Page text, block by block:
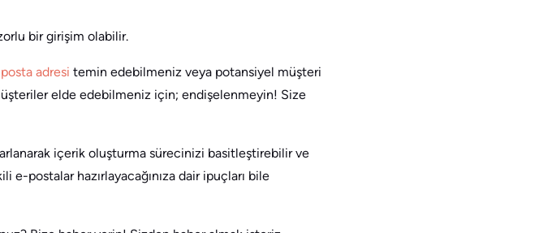
bir girişim olabilir.
adresi temin edebilmeniz veya potansiyel müşteri
elde edebilmeniz için; endişelenmeyin! Size
içerik oluşturma sürecinizi basitleştirebilir ve
e-postalar hazırlayacağınıza dair ipuçları bile